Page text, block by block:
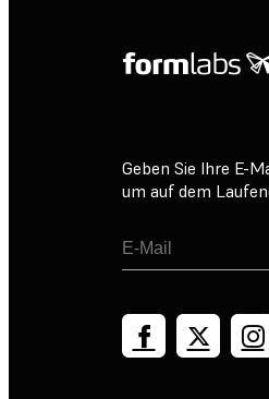
Geben Sie Ihre E-
um auf dem